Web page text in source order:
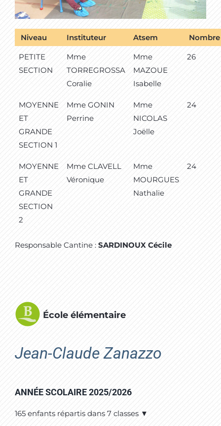
Niveau Instituteur Atsem Nombre
PETITE
SECTION
Mme
TORREGROSSA
Coralie
Mme
MAZOUE
Isabelle
26
MOYENNE
ET
GRANDE
SECTION 1
Mme GONIN
Perrine
Mme
NICOLAS
Joëlle
24
MOYENNE
ET
GRANDE
SECTION
2
Mme CLAVELL
Véronique
Mme
MOURGUES
Nathalie
24
Responsable Cantine : SARDINOUX Cécile
École élémentaire
Jean-Claude Zanazzo
ANNÉE SCOLAIRE 2025/2026
165 enfants répartis dans 7 classes ▼